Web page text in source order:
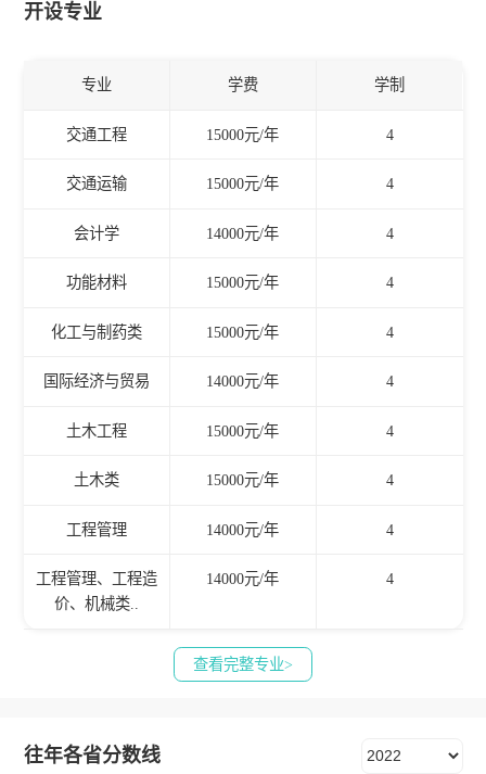
开设专业
专业 学费 学制
交通工程 15000元/年 4
交通运输 15000元/年 4
会计学 14000元/年 4
功能材料 15000元/年 4
化工与制药类 15000元/年 4
国际经济与贸易 14000元/年 4
土木工程 15000元/年 4
土木类 15000元/年 4
工程管理 14000元/年 4
工程管理、工程造
价、机械类..
14000元/年 4
查看完整专业>
往年各省分数线